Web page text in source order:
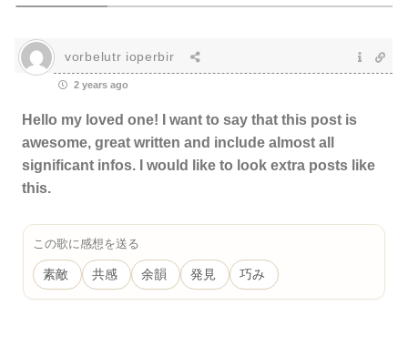
vorbelutr ioperbir
2 years ago
Hello my loved one! I want to say that this post is
awesome, great written and include almost all
significant infos. I would like to look extra posts like
this.
この歌に感想を送る
素敵 共感 余韻 発見 巧み